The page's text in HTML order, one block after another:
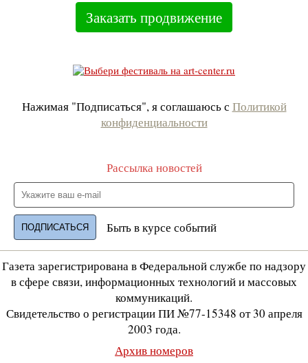
Заказать продвижение
Нажимая "Подписаться", я соглашаюсь с Политикой
конфиденциальности
Рассылка новостей
Быть в курсе событий
Газета зарегистрирована в Федеральной службе по надзору
в сфере связи, информационных технологий и массовых
коммуникаций.
Свидетельство о регистрации ПИ №77-15348 от 30 апреля
2003 года.
Архив номеров